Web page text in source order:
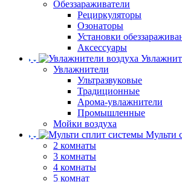
Обеззараживатели
Рециркуляторы
Озонаторы
Установки
Аксессуары
Увлажнители
Ультразвуковые
Традиционные
Арома-увлажнители
Промышленные
Мойки воздуха
Мульти
2 комнаты
3 комнаты
4 комнаты
5 комнат